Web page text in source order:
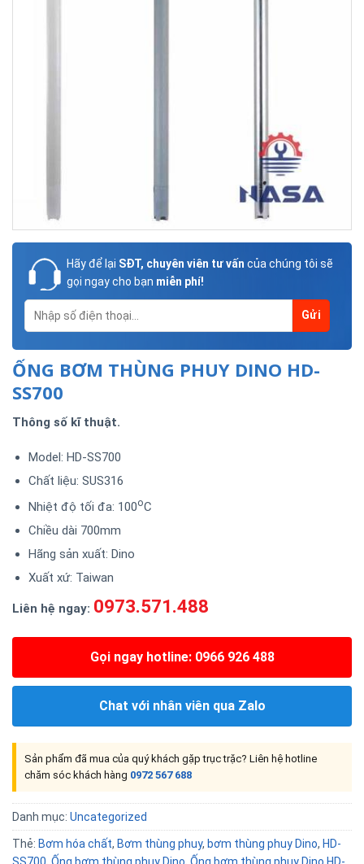
Hãy để lại SĐT, chuyên viên tư vấn của chúng tôi sẽ
gọi ngay cho bạn miễn phí!
ỐNG BƠM THÙNG PHUY DINO HD-
SS700
Thông số kĩ thuật.
Model: HD-SS700
Chất liệu: SUS316
Nhiệt độ tối đa: 100oC
Chiều dài 700mm
Hãng sản xuất: Dino
Xuất xứ: Taiwan
Liên hệ ngay: 0973.571.488
Gọi ngay hotline: 0966 926 488
Chat với nhân viên qua Zalo
Sản phẩm đã mua của quý khách gặp trục trặc? Liên hệ hotline
chăm sóc khách hàng 0972 567 688
Danh mục: Uncategorized
Thẻ: Bơm hóa chất, Bơm thùng phuy, bơm thùng phuy Dino, HD-